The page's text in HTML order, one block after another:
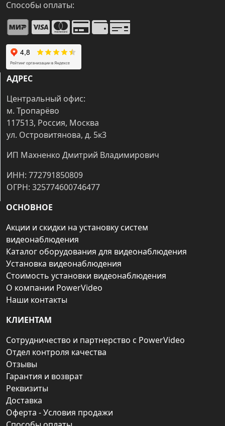
Способы оплаты:
АДРЕС
Центральный офис:
м. Тропарёво
117513, Россия, Москва
ул. Островитянова, д. 5к3
ИП Махненко Дмитрий Владимирович
ИНН: 772791850809
ОГРН: 325774600746477
ОСНОВНОЕ
Акции и скидки на установку систем
видеонаблюдения
Каталог оборудования для видеонаблюдения
Установка видеонаблюдения
Стоимость установки видеонаблюдения
О компании PowerVideo
Наши контакты
КЛИЕНТАМ
Сотрудничество и партнерство с PowerVideo
Отдел контроля качества
Отзывы
Гарантия и возврат
Реквизиты
Доставка
Оферта - Условия продажи